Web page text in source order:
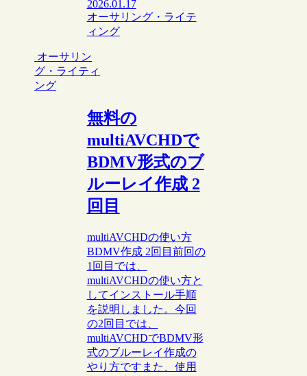
2026.01.17
オーサリング・ライテ
ィング
オーサリン
グ・ライティ
ング
無料の
multiAVCHDで
BDMV形式のブ
ルーレイ作成 2
回目
multiAVCHDの使い方
BDMV作成 2回目前回の
1回目では、
multiAVCHDの使い方と
してインストール手順
を説明しました。今回
の2回目では、
multiAVCHDでBDMV形
式のブルーレイ作成の
やり方ですまた、使用